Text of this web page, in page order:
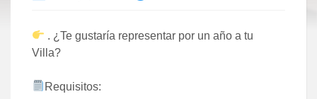
. ¿Te gustaría representar por un año a tu
Villa?
Requisitos: